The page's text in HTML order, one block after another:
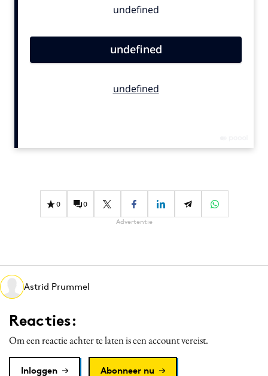
Contentmarketing
Effectiviteit
Gedragsverandering
Martech
Media
Merkstrategie
PR
Programmatic
Reputatie & crisis
0 0
Advertentie
Astrid Prummel
Reacties:
Om een reactie achter te laten is een account vereist.
Inloggen Abonneer nu